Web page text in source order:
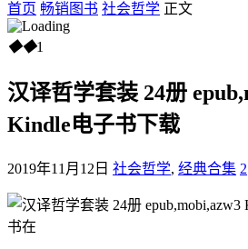
首页 畅销图书 社会哲学 正文
◆◆1
汉译哲学套装 24册
Kindle电子书下载
2019年11月12日 社会哲学, 经典合集 2